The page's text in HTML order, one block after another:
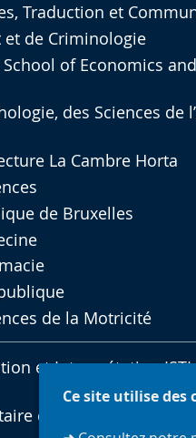
Ce site utilise des
Traduction et
et de Criminologie
of Economics and
des Sciences de
La Cambre Horta
de Bruxelles
de la Motricité
et Interprétation ISTI
de bioingénieurs